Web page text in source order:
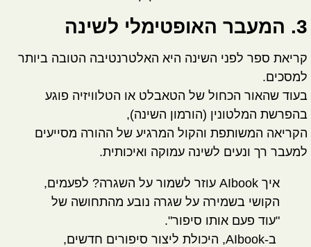
3. המעבר האופטימלי לשינה
קריאת ספר לפני השינה היא האלטרנטיבה הטובה ביותר
למסכים.
בעוד שהאור הכחול של הטאבלט או הטלוויזיה פוגע
בהפרשת המלטונין (הורמון השינה),
הקריאה המשותפת והקול המרגיע של ההורה מסייעים
למעבר רך ונעים לשינה עמוקה ואיכותית.
איך AIbook עוזר לשמור על השגרה?
לפעמים,
הקושי בשמירה על שגרה נובע מהתחושה של
"עוד פעם אותו סיפור".
ב-AIbook, היכולת ליצור סיפורים חדשים,